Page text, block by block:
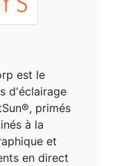
est le
d'éclairage
primés
à la
et
en direct